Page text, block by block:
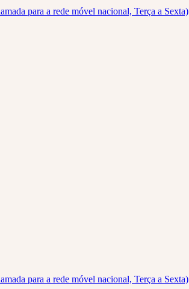
para a rede móvel nacional, Terça a Sexta)
para a rede móvel nacional, Terça a Sexta)